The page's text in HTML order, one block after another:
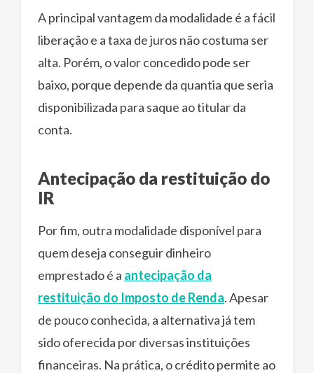
A principal vantagem da modalidade é a fácil
liberação e a taxa de juros não costuma ser
alta. Porém, o valor concedido pode ser
baixo, porque depende da quantia que seria
disponibilizada para saque ao titular da
conta.
Antecipação da restituição do
IR
Por fim, outra modalidade disponível para
quem deseja conseguir dinheiro
emprestado é a antecipação da
restituição do Imposto de Renda. Apesar
de pouco conhecida, a alternativa já tem
sido oferecida por diversas instituições
financeiras. Na prática, o crédito permite ao